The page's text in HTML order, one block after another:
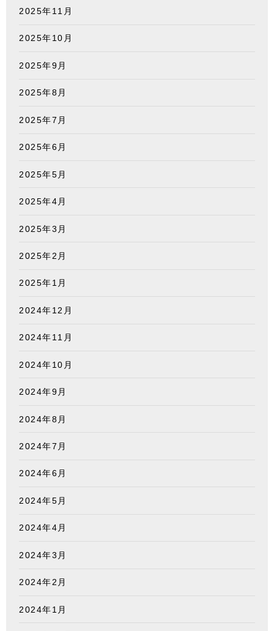
2025年11月
2025年10月
2025年9月
2025年8月
2025年7月
2025年6月
2025年5月
2025年4月
2025年3月
2025年2月
2025年1月
2024年12月
2024年11月
2024年10月
2024年9月
2024年8月
2024年7月
2024年6月
2024年5月
2024年4月
2024年3月
2024年2月
2024年1月